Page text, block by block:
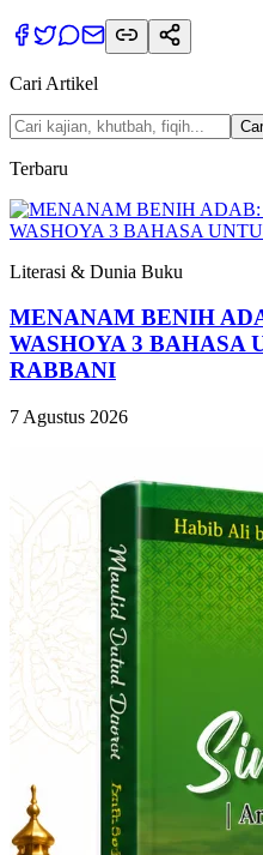
Cari Artikel
Terbaru
Literasi & Dunia Buku
MENANAM BENIH
WASHOYA 3 BAHASA
RABBANI
7 Agustus 2026